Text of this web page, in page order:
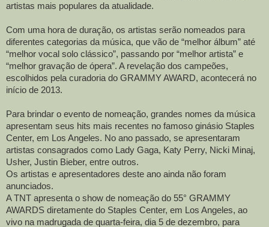
artistas mais populares da atualidade.
Com uma hora de duração, os artistas serão nomeados para
diferentes categorias da música, que vão de “melhor álbum” até
“melhor vocal solo clássico”, passando por “melhor artista” e
“melhor gravação de ópera”. A revelação dos campeões,
escolhidos pela curadoria do GRAMMY AWARD, acontecerá no
início de 2013.
Para brindar o evento de nomeação, grandes nomes da música
apresentam seus hits mais recentes no famoso ginásio Staples
Center, em Los Angeles. No ano passado, se apresentaram
artistas consagrados como Lady Gaga, Katy Perry, Nicki Minaj,
Usher, Justin Bieber, entre outros.
Os artistas e apresentadores deste ano ainda não foram
anunciados.
A TNT apresenta o show de nomeação do 55° GRAMMY
AWARDS diretamente do Staples Center, em Los Angeles, ao
vivo na madrugada de quarta-feira, dia 5 de dezembro, para